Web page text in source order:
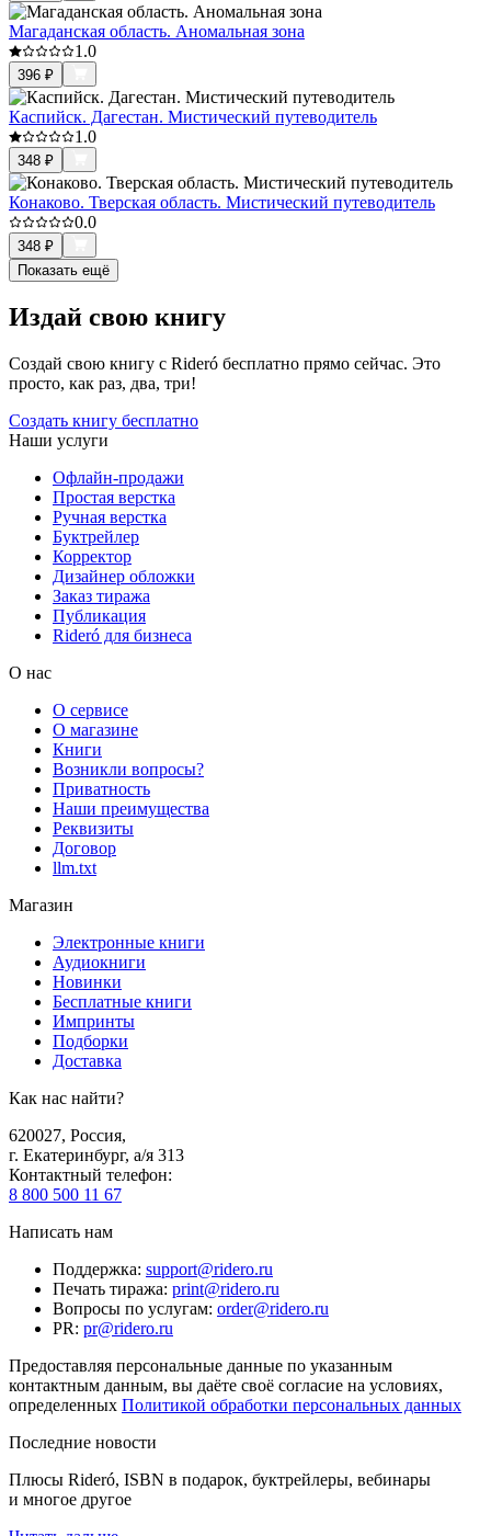
Магаданская область. Аномальная зона
1.0
396 ₽
Каспийск. Дагестан. Мистический путеводитель
1.0
348 ₽
Конаково. Тверская область. Мистический путеводитель
0.0
348 ₽
Показать ещё
Издай свою книгу
Создай свою книгу с Rideró бесплатно прямо сейчас. Это
просто, как раз, два, три!
Создать книгу бесплатно
Наши услуги
Офлайн-продажи
Простая верстка
Ручная верстка
Буктрейлер
Корректор
Дизайнер обложки
Заказ тиража
Публикация
Rideró для бизнеса
О нас
О сервисе
О магазине
Книги
Возникли вопросы?
Приватность
Наши преимущества
Реквизиты
Договор
llm.txt
Магазин
Электронные книги
Аудиокниги
Новинки
Бесплатные книги
Импринты
Подборки
Доставка
Как нас найти?
620027, Россия,
г. Екатеринбург, а/я 313
Контактный телефон:
8 800 500 11 67
Написать нам
Поддержка: support@ridero.ru
Печать тиража: print@ridero.ru
Вопросы по услугам: order@ridero.ru
PR: pr@ridero.ru
Предоставляя персональные данные по указанным
контактным данным, вы даёте своё согласие на условиях,
определенных Политикой обработки персональных данных
Последние новости
Плюсы Rideró, ISBN в подарок, буктрейлеры, вебинары
и многое другое